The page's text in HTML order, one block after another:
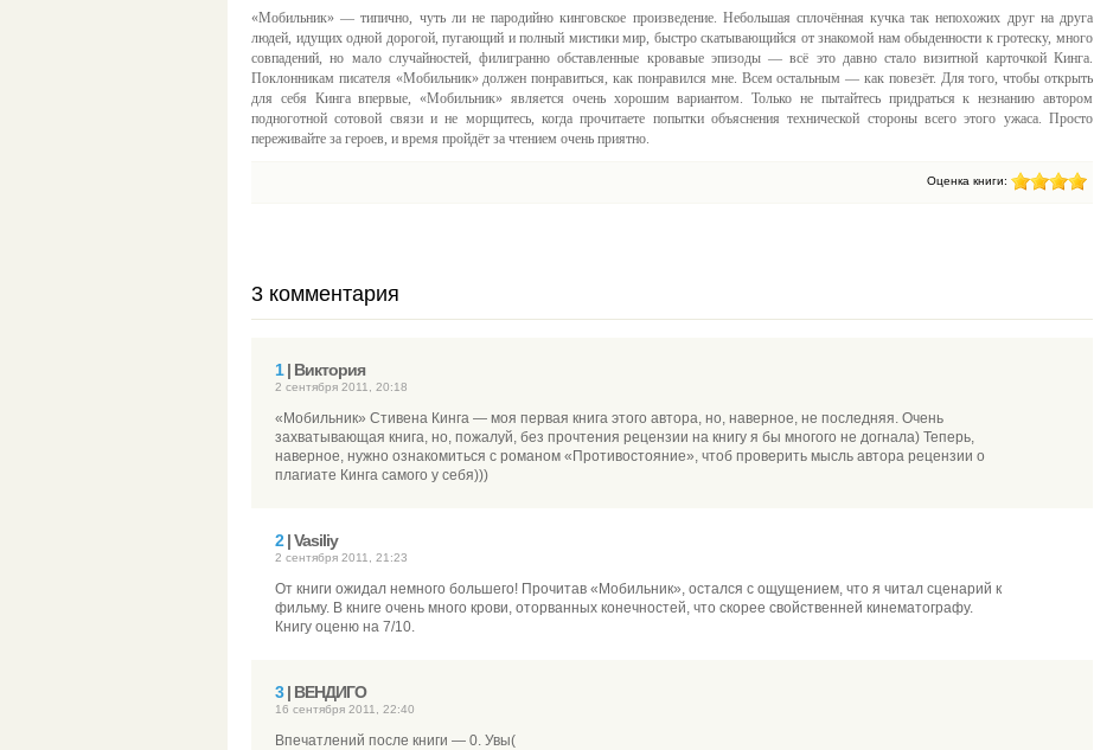
«Мобильник» — типично, чуть ли не пародийно кинговское произведение. Небольшая сплочённая кучка так непохожих друг на друга
людей, идущих одной дорогой, пугающий и полный мистики мир, быстро скатывающийся от знакомой нам обыденности к гротеску, много
совпадений, но мало случайностей, филигранно обставленные кровавые эпизоды — всё это давно стало визитной карточкой Кинга.
Поклонникам писателя «Мобильник» должен понравиться, как понравился мне. Всем остальным — как повезёт. Для того, чтобы открыть
для себя Кинга впервые, «Мобильник» является очень хорошим вариантом. Только не пытайтесь придраться к незнанию автором
подноготной сотовой связи и не морщитесь, когда прочитаете попытки объяснения технической стороны всего этого ужаса. Просто
переживайте за героев, и время пройдёт за чтением очень приятно.
Оценка книги:
3 комментария
1| Виктория
2 сентября 2011, 20:18
«Мобильник» Стивена Кинга — моя первая книга этого автора, но, наверное, не последняя. Очень
захватывающая книга, но, пожалуй, без прочтения рецензии на книгу я бы многого не догнала) Теперь,
наверное, нужно ознакомиться с романом «Противостояние», чтоб проверить мысль автора рецензии о
плагиате Кинга самого у себя)))
2| Vasiliy
2 сентября 2011, 21:23
От книги ожидал немного большего! Прочитав «Мобильник», остался с ощущением, что я читал сценарий к
фильму. В книге очень много крови, оторванных конечностей, что скорее свойственней кинематографу.
Книгу оценю на 7/10.
3| ВЕНДИГО
16 сентября 2011, 22:40
Впечатлений после книги — 0. Увы(